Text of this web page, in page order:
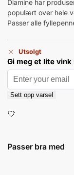
Diamine har
populært over hele
Passer alle
Utsolgt
Gi meg et lite vink
Sett opp varsel
Passer bra med